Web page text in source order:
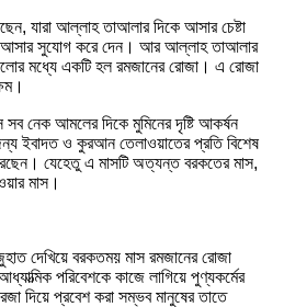
যারা আল্লাহ তাআলার দিকে আসার চেষ্টা
আসার সুযোগ করে দেন। আর আল্লাহ তাআলার
মধ্যে একটি হল রমজানের রোজা। এ রোজা
নেক আমলের দিকে মুমিনের দৃষ্টি আকর্ষন
ইবাদত ও কুরআন তেলাওয়াতের প্রতি বিশেষ
যেহেতু এ মাসটি অত্যন্ত বরকতের মাস,
মাস।
দেখিয়ে বরকতময় মাস রমজানের রোজা
পরিবেশকে কাজে লাগিয়ে পুণ্যকর্মের
দিয়ে প্রবেশ করা সম্ভব মানুষের তাতে